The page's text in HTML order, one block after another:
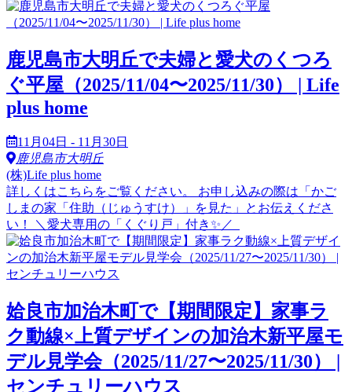
鹿児島市大明丘で夫婦と愛犬のくつろ
ぐ平屋（2025/11/04〜2025/11/30） | Life
plus home
11月04日 - 11月30日
鹿児島市大明丘
(株)Life plus home
詳しくはこちらをご覧ください。 お申し込みの際は「かご
しまの家「住助（じゅうすけ）」を見た」とお伝えくださ
い！ ＼愛犬専用の「くぐり戸」付き✨／
姶良市加治木町で【期間限定】家事ラ
ク動線×上質デザインの加治木新平屋モ
デル見学会（2025/11/27〜2025/11/30） |
センチュリーハウス